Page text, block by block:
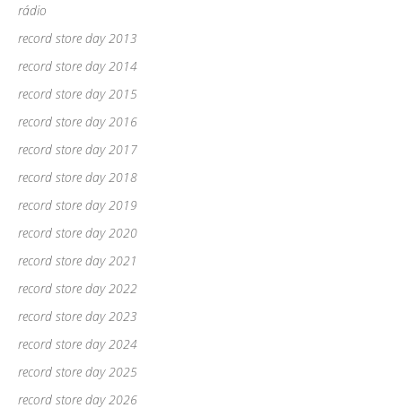
rádio
record store day 2013
record store day 2014
record store day 2015
record store day 2016
record store day 2017
record store day 2018
record store day 2019
record store day 2020
record store day 2021
record store day 2022
record store day 2023
record store day 2024
record store day 2025
record store day 2026